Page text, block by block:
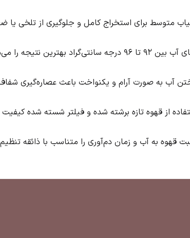
متوسط برای استخراج کامل و جلوگیری از تلخی
درجه سانتی‌گراد بهترین نتیجه را می‌دهد.
آب به صورت آرام و یکنواخت باعث عصاره‌گیری
از قهوه تازه برشته شده و فیلتر شسته شده
قهوه به آب و زمان دم‌آوری را متناسب با ذائقه